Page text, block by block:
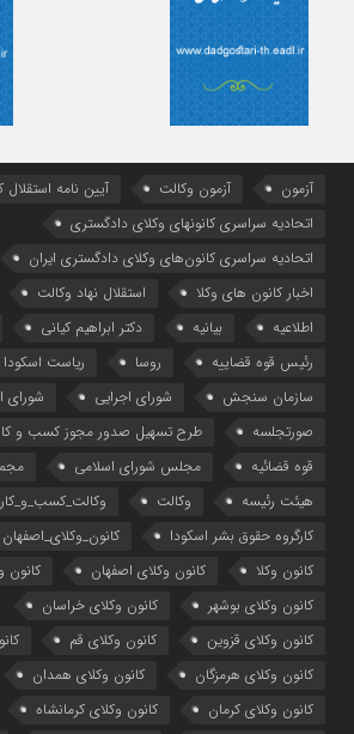
آزمون آزمون وکالت
آیین ‌نامه استقلال
اتحادیه سراسری کانونهای وکلای دادگستری
اتحادیه سراسری کانون‌های وکلای دادگستری ایران
اخبار کانون های وکلا
استقلال نهاد وکالت
اطلاعیه
بیانیه دکتر ابراهیم کیانی
رئیس قوه قضاییه
روسا
ریاست اسکودا
سازمان سنجش
شورای اجرایی
شورای
صورتجلسه
طرح تسهیل صدور مجوز کسب و
قوه قضائیه
مجلس شورای اسلامی
هیئت رئیسه
وکالت
کارگروه حقوق بشر اسکودا
کانون_وکلای_اصفهان
کانون وکلا
کانون وکلای اصفهان
کانون
کانون وکلای بوشهر
کانون وکلای خراسان
کانون وکلای قزوین
کانون وکلای قم
کانون وکلای هرمزگان
کانون وکلای همدان
کانون وکلای کرمان
کانون وکلای کرمانشاه